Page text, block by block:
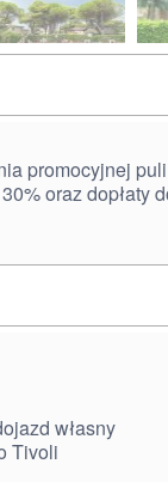
promocyjnej
oraz dopłaty
własny
Tivoli